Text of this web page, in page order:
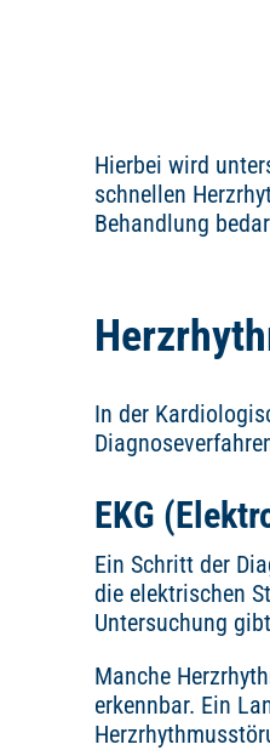
Hierbei wird
schnellen
Behandlung
In der
EKG
Ein Schritt der
die elektrischen
Untersuchung
Manche
erkennbar. Ein